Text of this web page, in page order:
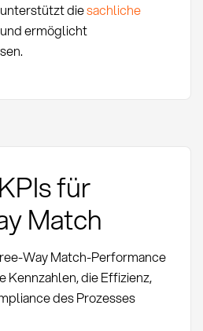
diesachliche
und ermöglicht
für
Match
Way Match-Performance
die Effizienz,
des Prozesses